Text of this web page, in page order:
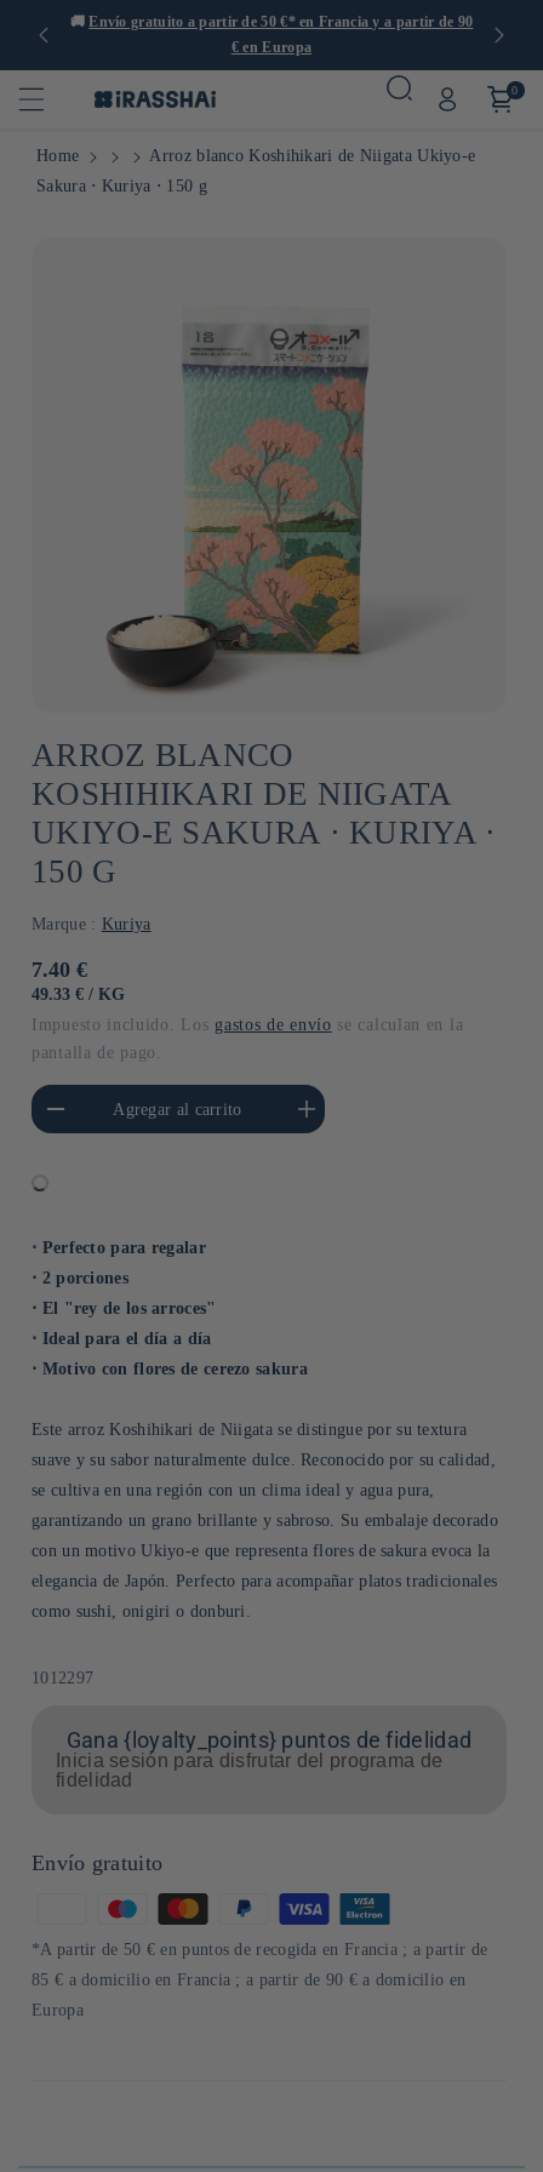
🚚Envío gratuito a partir de 50 €* en Francia y a partir de 90
€ en Europa
0
Home
Arroz blanco Koshihikari de Niigata Ukiyo-e
Sakura ⋅ Kuriya ⋅ 150 g
ARROZ BLANCO
KOSHIHIKARI DE NIIGATA
UKIYO-E SAKURA ⋅ KURIYA ⋅
150 G
Marque : Kuriya
Precio
habitual
7.40 €
PRECIO
49.33 € / POR
KG
Impuesto incluido. Los gastos de envío se calculan en la
pantalla de pago.
para Default
Title
Agregar al carrito
Aumentar cantidad para Default
Title
⋅ Perfecto para regalar
⋅ 2 porciones
⋅ El "rey de los arroces"
⋅ Ideal para el día a día
⋅ Motivo con flores de cerezo sakura
Este arroz Koshihikari de Niigata se distingue por su textura
suave y su sabor naturalmente dulce. Reconocido por su calidad,
se cultiva en una región con un clima ideal y agua pura,
garantizando un grano brillante y sabroso. Su embalaje decorado
con un motivo Ukiyo-e que representa flores de sakura evoca la
elegancia de Japón. Perfecto para acompañar platos tradicionales
como sushi, onigiri o donburi.
SKU:
1012297
Gana {loyalty_points} puntos de fidelidad
Inicia sesión para disfrutar del programa de
fidelidad
Envío gratuito
de
pago
*A partir de 50 € en puntos de recogida en Francia ; a partir de
85 € a domicilio en Francia ; a partir de 90 € a domicilio en
Europa